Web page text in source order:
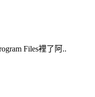
Files裡了阿..